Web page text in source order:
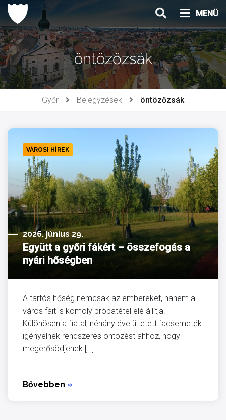
Ugrás
tartalomhoz
MENÜ
öntözőzsák
Győr Bejegyzések öntözőzsák
VÁROSI HÍREK
2026. június 29.
Együtt a győri fákért – összefogás a
nyári hőségben
A tartós hőség nemcsak az embereket, hanem a
város fáit is komoly próbatétel elé állítja.
Különösen a fiatal, néhány éve ültetett facsemeték
igényelnek rendszeres öntözést ahhoz, hogy
megerősödjenek […]
Bővebben »